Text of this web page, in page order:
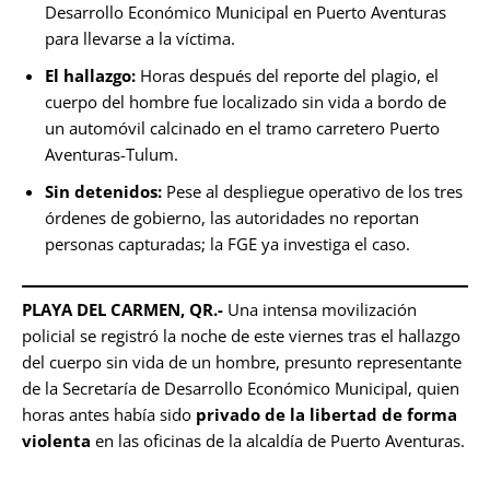
Desarrollo Económico Municipal en Puerto Aventuras
para llevarse a la víctima.
El hallazgo: Horas después del reporte del plagio, el
cuerpo del hombre fue localizado sin vida a bordo de
un automóvil calcinado en el tramo carretero Puerto
Aventuras-Tulum.
Sin detenidos: Pese al despliegue operativo de los tres
órdenes de gobierno, las autoridades no reportan
personas capturadas; la FGE ya investiga el caso.
PLAYA DEL CARMEN, QR.- Una intensa movilización
policial se registró la noche de este viernes tras el hallazgo
del cuerpo sin vida de un hombre, presunto representante
de la Secretaría de Desarrollo Económico Municipal, quien
horas antes había sido privado de la libertad de forma
violenta en las oficinas de la alcaldía de Puerto Aventuras.